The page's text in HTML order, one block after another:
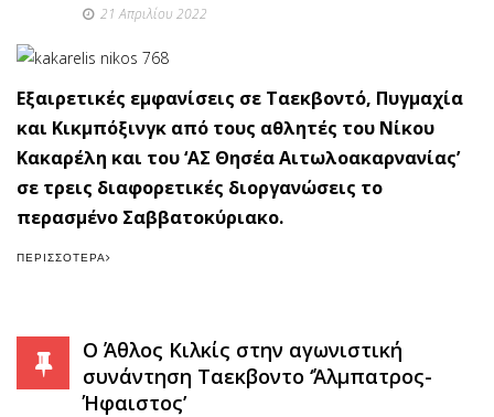
21 Απριλίου 2022
Εξαιρετικές εμφανίσεις σε Ταεκβοντό, Πυγμαχία
και Κικμπόξινγκ από τους αθλητές του Νίκου
Κακαρέλη και του ‘ΑΣ Θησέα Αιτωλοακαρνανίας’
σε τρεις διαφορετικές διοργανώσεις το
περασμένο Σαββατοκύριακο.
ΠΕΡΙΣΣΌΤΕΡΑ
Ο Άθλος Κιλκίς στην αγωνιστική
συνάντηση Ταεκβοντο ‘Άλμπατρος-
Ήφαιστος’